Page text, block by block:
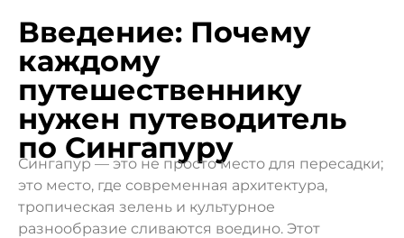
Введение: Почему
каждому
путешественнику
нужен путеводитель
по Сингапуру
Сингапур — это не просто место для пересадки;
это место, где современная архитектура,
тропическая зелень и культурное
разнообразие сливаются воедино. Этот